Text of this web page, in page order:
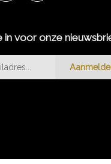
in voor onze